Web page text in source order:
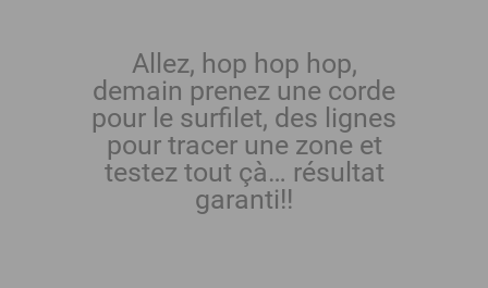
Allez, hop hop hop,
demain prenez une corde
pour le surfilet, des lignes
pour tracer une zone et
testez tout çà… résultat
garanti!!